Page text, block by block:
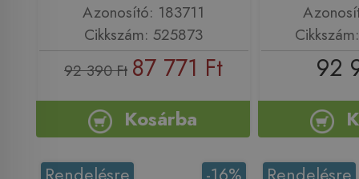
Azonosító: 183711
Cikkszám: 525873
92 390 Ft 87 771 Ft
Kosárba
92